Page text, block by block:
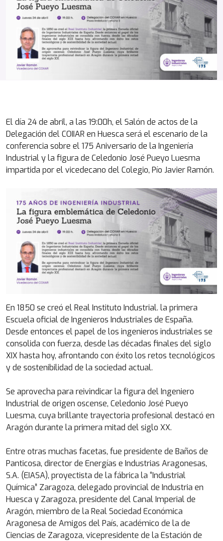
El día 24 de abril, a las 19:00h, el Salón de actos de la
Delegación del COIIAR en Huesca será el escenario de la
conferencia sobre el 175 Aniversario de la Ingeniería
Industrial y la figura de Celedonio José Pueyo Luesma
impartida por el vicedecano del Colegio, Pío Javier Ramón.
En 1850 se creó el Real Instituto Industrial. la primera
Escuela oficial de Ingenieros Industriales de España.
Desde entonces el papel de los ingenieros industriales se
consolida con fuerza, desde las décadas finales del siglo
XIX hasta hoy, afrontando con éxito los retos tecnológicos
y de sostenibilidad de la sociedad actual.
Se aprovecha para reivindicar la figura del Ingeniero
Industrial de origen oscense, Celedonio José Pueyo
Luesma, cuya brillante trayectoria profesional destacó en
Aragón durante la primera mitad del siglo XX.
Entre otras muchas facetas, fue presidente de Baños de
Panticosa, director de Energías e Industrias Aragonesas,
S.A. (EIASA), proyectista de la fábrica la “Industrial
Química” Zaragoza, delegado provincial de Industria en
Huesca y Zaragoza, presidente del Canal Imperial de
Aragón, miembro de la Real Sociedad Económica
Aragonesa de Amigos del País, académico de la de
Ciencias de Zaragoza, vicepresidente de la Estación de